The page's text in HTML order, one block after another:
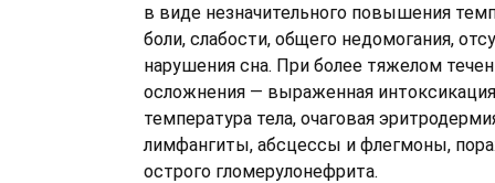
в виде незначительного повышения
боли, слабости, общего недомогания,
нарушения сна. При более тяжелом
осложнения — выраженная
температура тела, очаговая
лимфангиты, абсцессы и флегмоны,
острого гломерулонефрита.